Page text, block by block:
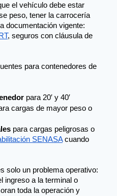
el vehículo debe estar
peso, tener la carrocería
documentación vigente:
, seguros con cláusula de
para contenedores de
para 20′ y 40′
cargas de mayor peso o
para cargas peligrosas o
SENASA cuando
solo un problema operativo:
ingreso a la terminal o
toda la operación y